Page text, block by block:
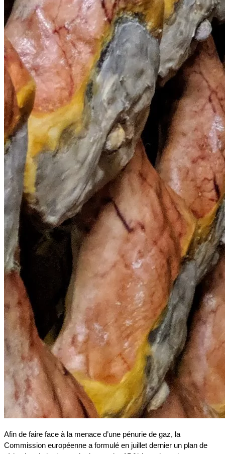
Afin de faire face à la menace d’une pénurie de gaz, la
Commission européenne a formulé en juillet dernier un plan de